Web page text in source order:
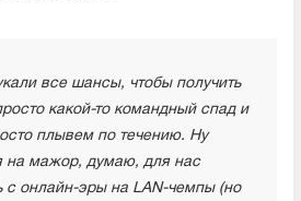
все шансы, чтобы получить
какой-то командный спад и
плывем по течению. Ну
на мажор, думаю, для нас
с онлайн-эры на LAN-чемпы (но